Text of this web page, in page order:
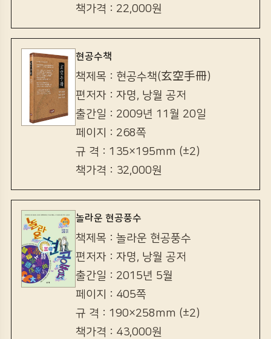
책가격 : 22,000원
현공수책
책제목 : 현공수책(玄空手冊)
편저자 : 자명, 낭월 공저
출간일 : 2009년 11월 20일
페이지 : 268쪽
규 격 : 135×195mm (±2)
책가격 : 32,000원
놀라운 현공풍수
책제목 : 놀라운 현공풍수
편저자 : 자명, 낭월 공저
출간일 : 2015년 5월
페이지 : 405쪽
규 격 : 190×258mm (±2)
책가격 : 43,000원